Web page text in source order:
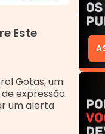
Este
Gotas, um
expressão.
um alerta